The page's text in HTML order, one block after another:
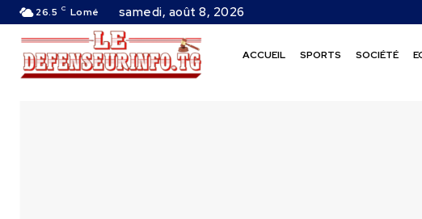
26.5 C Lomé samedi, août 8, 2026
ACCUEIL SPORTS SOCIÉTÉ